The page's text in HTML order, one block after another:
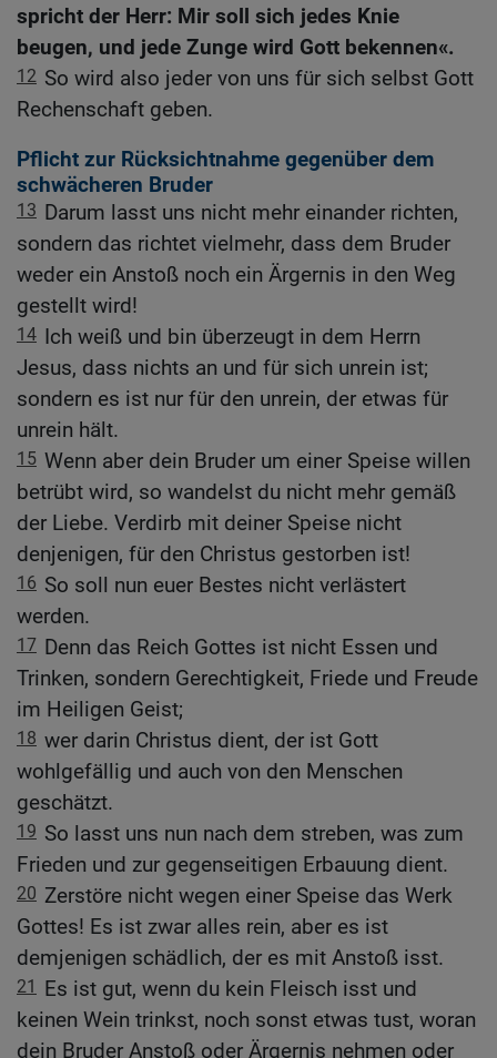
spricht der Herr: Mir soll sich jedes Knie
beugen, und jede Zunge wird Gott bekennen«.
12 So wird also jeder von uns für sich selbst Gott
Rechenschaft geben.
Pflicht zur Rücksichtnahme gegenüber dem
schwächeren Bruder
13 Darum lasst uns nicht mehr einander richten,
sondern das richtet vielmehr, dass dem Bruder
weder ein Anstoß noch ein Ärgernis in den Weg
gestellt wird!
14 Ich weiß und bin überzeugt in dem Herrn
Jesus, dass nichts an und für sich unrein ist;
sondern es ist nur für den unrein, der etwas für
unrein hält.
15 Wenn aber dein Bruder um einer Speise willen
betrübt wird, so wandelst du nicht mehr gemäß
der Liebe. Verdirb mit deiner Speise nicht
denjenigen, für den Christus gestorben ist!
16 So soll nun euer Bestes nicht verlästert
werden.
17 Denn das Reich Gottes ist nicht Essen und
Trinken, sondern Gerechtigkeit, Friede und Freude
im Heiligen Geist;
18 wer darin Christus dient, der ist Gott
wohlgefällig und auch von den Menschen
geschätzt.
19 So lasst uns nun nach dem streben, was zum
Frieden und zur gegenseitigen Erbauung dient.
20 Zerstöre nicht wegen einer Speise das Werk
Gottes! Es ist zwar alles rein, aber es ist
demjenigen schädlich, der es mit Anstoß isst.
21
Es ist gut, wenn du kein Fleisch isst und
keinen Wein trinkst, noch sonst etwas tust, woran
dein Bruder Anstoß oder Ärgernis nehmen oder